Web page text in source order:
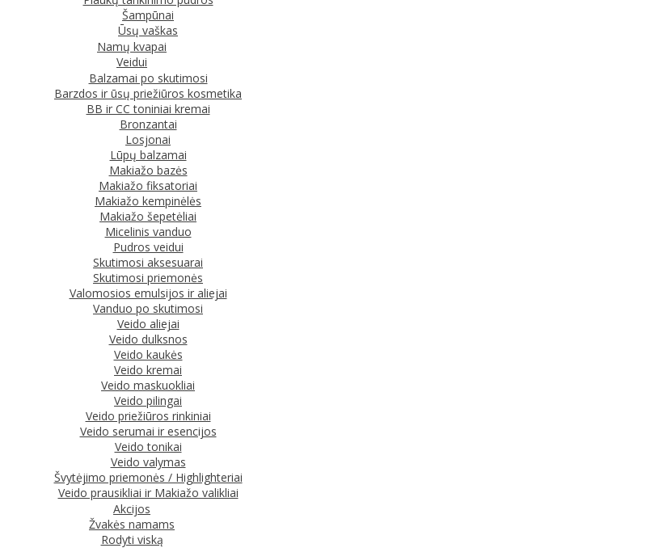
Šampūnai
Ūsų vaškas
Namų kvapai
Veidui
Balzamai po skutimosi
Barzdos ir ūsų priežiūros kosmetika
BB ir CC toniniai kremai
Bronzantai
Losjonai
Lūpų balzamai
Makiažo bazės
Makiažo fiksatoriai
Makiažo kempinėlės
Makiažo šepetėliai
Micelinis vanduo
Pudros veidui
Skutimosi aksesuarai
Skutimosi priemonės
Valomosios emulsijos ir aliejai
Vanduo po skutimosi
Veido aliejai
Veido dulksnos
Veido kaukės
Veido kremai
Veido maskuokliai
Veido pilingai
Veido priežiūros rinkiniai
Veido serumai ir esencijos
Veido tonikai
Veido valymas
Švytėjimo priemonės / Highlighteriai
Veido prausikliai ir Makiažo valikliai
Akcijos
Žvakės namams
Rodyti viską